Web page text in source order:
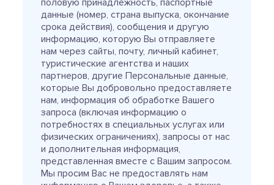
половую принадлежность, паспортные
данные (номер, страна выпуска, окончание
срока действия), сообщения и другую
информацию, которую Вы отправляете
нам через сайты, почту, личный кабинет,
туристические агентства и наших
партнеров, другие Персональные данные,
которые Вы добровольно предоставляете
нам, информация об обработке Вашего
запроса (включая информацию о
потребностях в специальных услугах или
физических ограничениях), запросы от нас
и дополнительная информация,
представленная вместе с Вашим запросом.
Мы просим Вас не предоставлять нам